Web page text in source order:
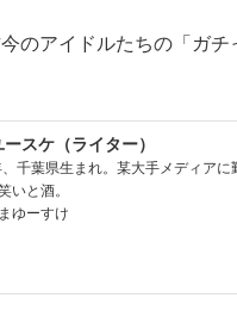
のアイドルたちの「ガチ
スケ（ライター）
千葉県生まれ。某大手メディア
いと酒。
ゆーすけ